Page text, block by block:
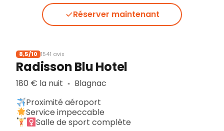
Réserver maintenant
8,5/10 1541 avis
Radisson Blu Hotel
180 € la nuit ▪︎ Blagnac
Proximité aéroport
Service impeccable
Salle de sport complète